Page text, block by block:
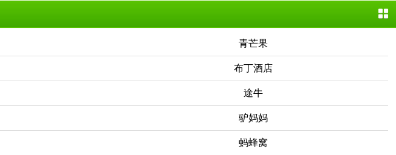
青芒果
布丁酒店
途牛
驴妈妈
蚂蜂窝